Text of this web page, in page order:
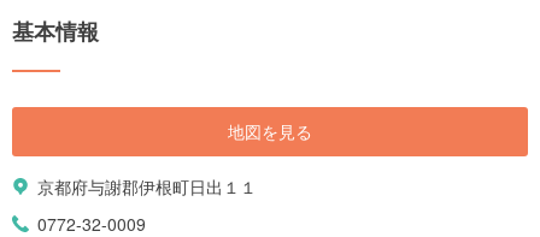
基本情報
地図を見る
京都府与謝郡伊根町日出１１
0772-32-0009